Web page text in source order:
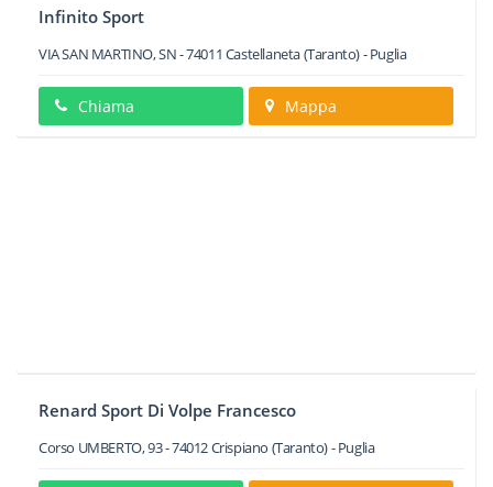
Infinito Sport
VIA SAN MARTINO, SN-74011 Castellaneta(Taranto) -Puglia
Chiama Mappa
Renard Sport Di Volpe Francesco
Corso UMBERTO, 93-74012Crispiano (Taranto) -Puglia